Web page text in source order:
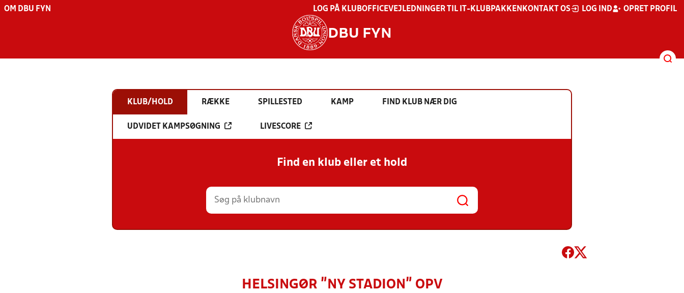
OM DBU FYN LOG PÅ KLUBOFFICEVEJLEDNINGER TIL IT-KLUBPAKKEN KONTAKT OS LOG IND OPRET PROFIL
DBU FYN
KLUB/HOLD RÆKKE SPILLESTED KAMP FIND KLUB NÆR DIG
UDVIDET KAMPSØGNING LIVESCORE
Find en klub eller et hold
HELSINGØR "NY STADION" OPV